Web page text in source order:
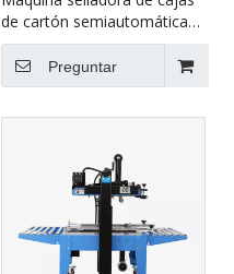
de cartón semiautomática
Hualian para uso en
comercio electrónico FXJ-
4030A
Preguntar